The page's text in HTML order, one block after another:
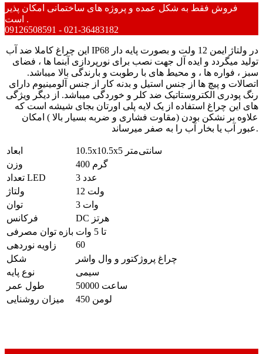
فروش فقط به شکل عمده و پروژه های ساختمانی امکان پذیر
است .
09126508591 - 021-36483182
این چراغ کاملا ضد آب IP68 در ولتاژ ایمن 12 ولت و بصورت پایه دار
تولید میگردد و ایده آل جهت نصب برای نورپردازی آبنما ها ، فضای
سبز ، فواره ها ، و محیط های با رطوبت و بارندگی بالا میباشد.
اتصالات و پیچ ها از جنس استیل و بدنه کار از جنس آلومینیوم دارای
رنگ پودری الکتروستاتیک ضد کلر و خوردگی میباشد. از دیگر ویژگی
های این چراغ استفاده از یک لایه پلی اورتان بجای شیشه است که
علاوه بر نشکن بودن (مقاوت فشاری و ضربه بسیار بالا ) امکان
عبور آب یا بخار آب را به صفر میرساند.
ابعاد
10.5x10.5x5 سانتی‌متر
وزن
400 گرم
تعداد LED
3 عدد
ولتاژ
12 ولت
توان
3 وات
فرکانس
DC هرتز
بازه توان مصرفی
تا 5 وات
زاویه نوردهی
60
شکل
چراغ پروژکتور و وال واشر
نوع پایه
سیمی
طول عمر
50000 ساعت
میزان روشنایی
450 لومن